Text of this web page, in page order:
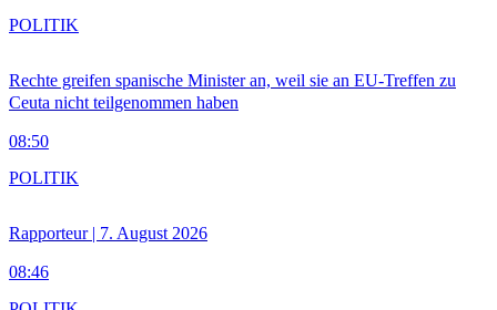
Rechte greifen spanische Minister an, weil sie an EU-Treffen zu
Ceuta nicht teilgenommen haben
08:50
POLITIK
Rapporteur | 7. August 2026
08:46
POLITIK